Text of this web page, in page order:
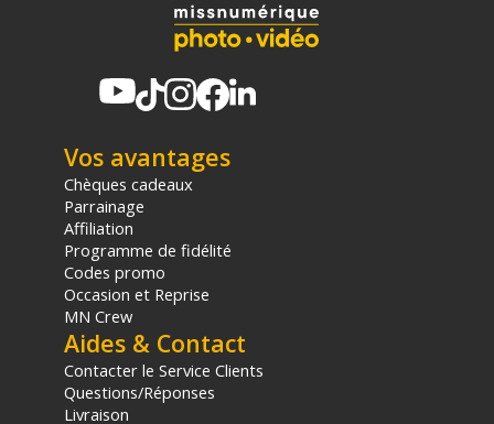
Vos avantages
Chèques cadeaux
Parrainage
Affiliation
Programme de fidélité
Codes promo
Occasion et Reprise
MN Crew
Aides & Contact
Contacter le Service Clients
Questions/Réponses
Livraison